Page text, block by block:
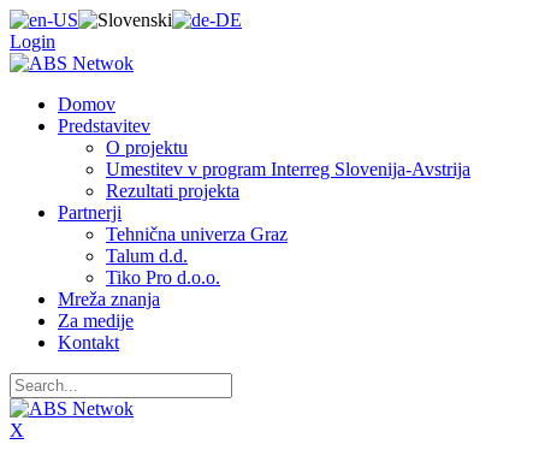
Login
Domov
Predstavitev
O projektu
Umestitev v program Interreg Slovenija-Avstrija
Rezultati projekta
Partnerji
Tehnična univerza Graz
Talum d.d.
Tiko Pro d.o.o.
Mreža znanja
Za medije
Kontakt
X